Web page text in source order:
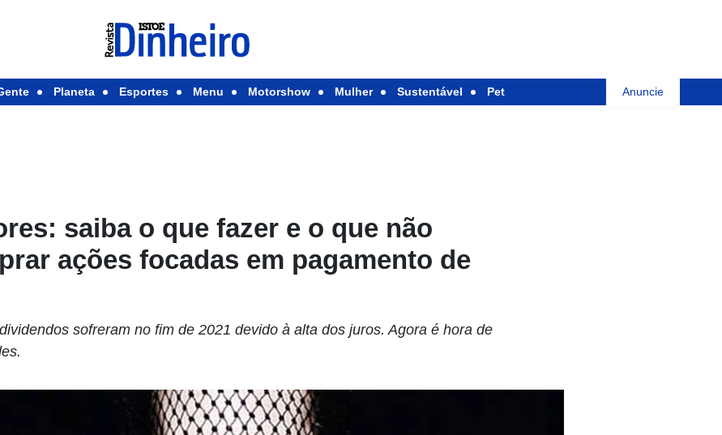
Planeta Esportes Menu Motorshow Mulher Sustentável Pet Anuncie
saiba o que fazer e o que não
ações focadas em pagamento de
sofreram no fim de 2021 devido à alta dos juros. Agora é hora de